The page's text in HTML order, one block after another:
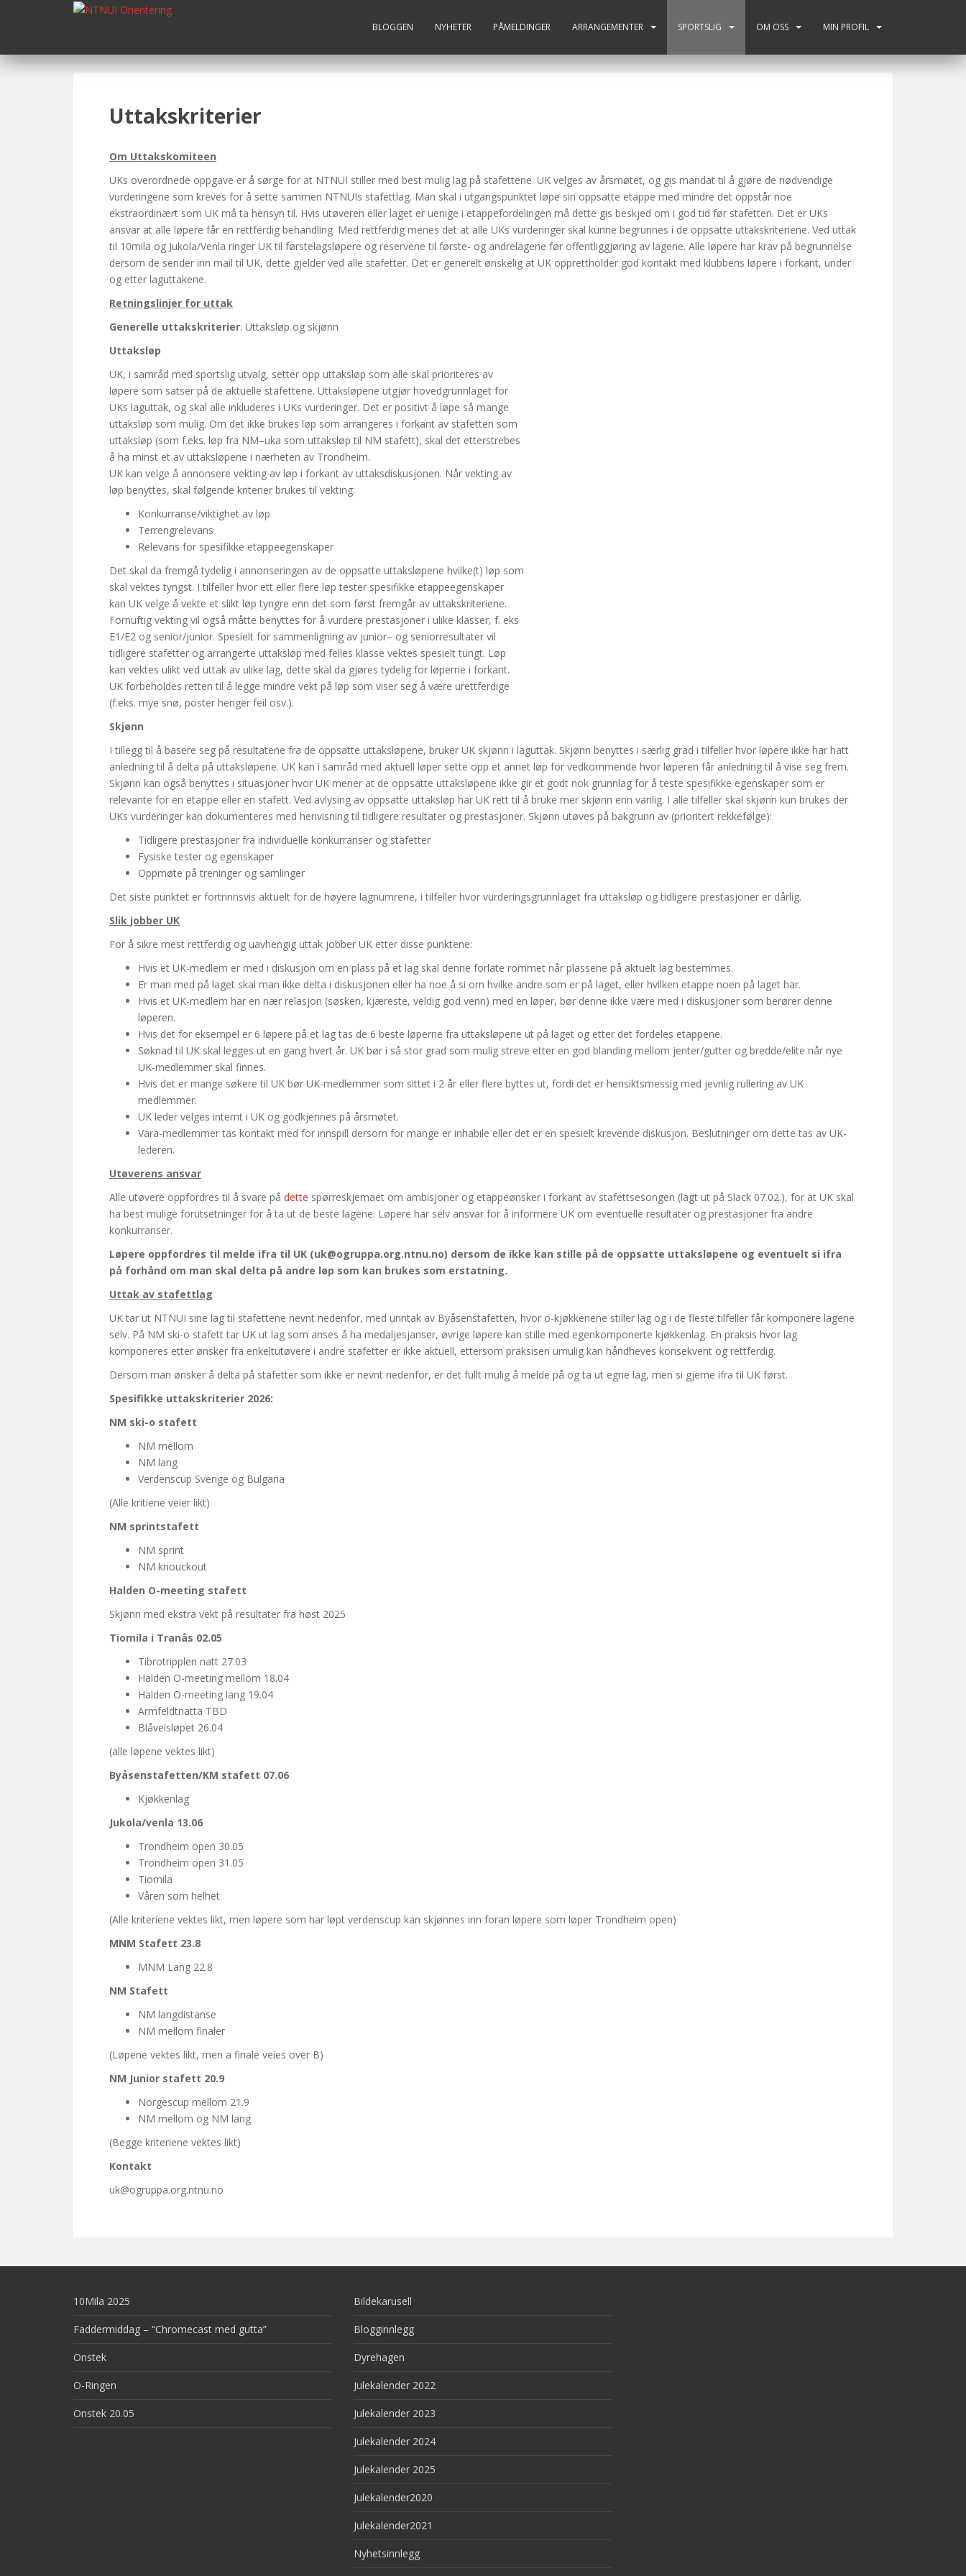
p
BLOGGEN NYHETER PÅMELDINGER ARRANGEMENTER SPORTSLIG OM OSS MIN PROFIL
Uttakskriterier
Om Uttakskomiteen
UKs overordnede oppgave er å sørge for at NTNUI stiller med best mulig lag på stafettene. UK velges av årsmøtet, og gis mandat til å gjøre de nødvendige
vurderingene som kreves for å sette sammen NTNUIs stafettlag. Man skal i utgangspunktet løpe sin oppsatte etappe med mindre det oppstår noe
ekstraordinært som UK må ta hensyn til. Hvis utøveren eller laget er uenige i etappefordelingen må dette gis beskjed om i god tid før stafetten. Det er UKs
ansvar at alle løpere får en rettferdig behandling. Med rettferdig menes det at alle UKs vurderinger skal kunne begrunnes i de oppsatte uttakskriteriene. Ved uttak
til 10mila og Jukola/Venla ringer UK til førstelagsløpere og reservene til første- og andrelagene før offentliggjøring av lagene. Alle løpere har krav på begrunnelse
dersom de sender inn mail til UK, dette gjelder ved alle stafetter. Det er generelt ønskelig at UK opprettholder god kontakt med klubbens løpere i forkant, under
og etter laguttakene.
Retningslinjer for uttak
Generelle uttakskriterier: Uttaksløp og skjønn
Uttaksløp
UK, i samråd med sportslig utvalg, setter opp uttaksløp som alle skal prioriteres av
løpere som satser på de aktuelle stafettene. Uttaksløpene utgjør hovedgrunnlaget for
UKs laguttak, og skal alle inkluderes i UKs vurderinger. Det er positivt å løpe så mange
uttaksløp som mulig. Om det ikke brukes løp som arrangeres i forkant av stafetten som
uttaksløp (som f.eks. løp fra NM–uka som uttaksløp til NM stafett), skal det etterstrebes
å ha minst et av uttaksløpene i nærheten av Trondheim.
UK kan velge å annonsere vekting av løp i forkant av uttaksdiskusjonen. Når vekting av
løp benyttes, skal følgende kriterier brukes til vekting:
Konkurranse/viktighet av løp
Terrengrelevans
Relevans for spesifikke etappeegenskaper
Det skal da fremgå tydelig i annonseringen av de oppsatte uttaksløpene hvilke(t) løp som
skal vektes tyngst. I tilfeller hvor ett eller flere løp tester spesifikke etappeegenskaper
kan UK velge å vekte et slikt løp tyngre enn det som først fremgår av uttakskriteriene.
Fornuftig vekting vil også måtte benyttes for å vurdere prestasjoner i ulike klasser, f. eks
E1/E2 og senior/junior. Spesielt for sammenligning av junior– og seniorresultater vil
tidligere stafetter og arrangerte uttaksløp med felles klasse vektes spesielt tungt. Løp
kan vektes ulikt ved uttak av ulike lag, dette skal da gjøres tydelig for løperne i forkant.
UK forbeholdes retten til å legge mindre vekt på løp som viser seg å være urettferdige
(f.eks. mye snø, poster henger feil osv.).
Skjønn
I tillegg til å basere seg på resultatene fra de oppsatte uttaksløpene, bruker UK skjønn i laguttak. Skjønn benyttes i særlig grad i tilfeller hvor løpere ikke har hatt
anledning til å delta på uttaksløpene. UK kan i samråd med aktuell løper sette opp et annet løp for vedkommende hvor løperen får anledning til å vise seg frem.
Skjønn kan også benyttes i situasjoner hvor UK mener at de oppsatte uttaksløpene ikke gir et godt nok grunnlag for å teste spesifikke egenskaper som er
relevante for en etappe eller en stafett. Ved avlysing av oppsatte uttaksløp har UK rett til å bruke mer skjønn enn vanlig. I alle tilfeller skal skjønn kun brukes der
UKs vurderinger kan dokumenteres med henvisning til tidligere resultater og prestasjoner. Skjønn utøves på bakgrunn av (prioritert rekkefølge):
Tidligere prestasjoner fra individuelle konkurranser og stafetter
Fysiske tester og egenskaper
Oppmøte på treninger og samlinger
Det siste punktet er fortrinnsvis aktuelt for de høyere lagnumrene, i tilfeller hvor vurderingsgrunnlaget fra uttaksløp og tidligere prestasjoner er dårlig.
Slik jobber UK
For å sikre mest rettferdig og uavhengig uttak jobber UK etter disse punktene:
Hvis et UK-medlem er med i diskusjon om en plass på et lag skal denne forlate rommet når plassene på aktuelt lag bestemmes.
Er man med på laget skal man ikke delta i diskusjonen eller ha noe å si om hvilke andre som er på laget, eller hvilken etappe noen på laget har.
Hvis et UK-medlem har en nær relasjon (søsken, kjæreste, veldig god venn) med en løper, bør denne ikke være med i diskusjoner som berører denne
løperen.
Hvis det for eksempel er 6 løpere på et lag tas de 6 beste løperne fra uttaksløpene ut på laget og etter det fordeles etappene.
Søknad til UK skal legges ut en gang hvert år. UK bør i så stor grad som mulig streve etter en god blanding mellom jenter/gutter og bredde/elite når nye
UK-medlemmer skal finnes.
Hvis det er mange søkere til UK bør UK-medlemmer som sittet i 2 år eller flere byttes ut, fordi det er hensiktsmessig med jevnlig rullering av UK
medlemmer.
UK leder velges internt i UK og godkjennes på årsmøtet.
Vara-medlemmer tas kontakt med for innspill dersom for mange er inhabile eller det er en spesielt krevende diskusjon. Beslutninger om dette tas av UK-
lederen.
Utøverens ansvar
Alle utøvere oppfordres til å svare på dette spørreskjemaet om ambisjoner og etappeønsker i forkant av stafettsesongen (lagt ut på Slack 07.02.), for at UK skal
ha best mulige forutsetninger for å ta ut de beste lagene. Løpere har selv ansvar for å informere UK om eventuelle resultater og prestasjoner fra andre
konkurranser.
Løpere oppfordres til melde ifra til UK (uk@ogruppa.org.ntnu.no) dersom de ikke kan stille på de oppsatte uttaksløpene og eventuelt si ifra
på forhånd om man skal delta på andre løp som kan brukes som erstatning.
Uttak av stafettlag
UK tar ut NTNUI sine lag til stafettene nevnt nedenfor, med unntak av Byåsenstafetten, hvor o-kjøkkenene stiller lag og i de fleste tilfeller får komponere lagene
selv. På NM ski-o stafett tar UK ut lag som anses å ha medaljesjanser, øvrige løpere kan stille med egenkomponerte kjøkkenlag. En praksis hvor lag
komponeres etter ønsker fra enkeltutøvere i andre stafetter er ikke aktuell, ettersom praksisen umulig kan håndheves konsekvent og rettferdig.
Dersom man ønsker å delta på stafetter som ikke er nevnt nedenfor, er det fullt mulig å melde på og ta ut egne lag, men si gjerne ifra til UK først.
Spesifikke uttakskriterier 2026:
NM ski-o stafett
NM mellom
NM lang
Verdenscup Sverige og Bulgaria
(Alle kritiene veier likt)
NM sprintstafett
NM sprint
NM knouckout
Halden O-meeting stafett
Skjønn med ekstra vekt på resultater fra høst 2025
Tiomila i Tranås 02.05
Tibrotripplen natt 27.03
Halden O-meeting mellom 18.04
Halden O-meeting lang 19.04
Armfeldtnatta TBD
Blåveisløpet 26.04
(alle løpene vektes likt)
Byåsenstafetten/KM stafett 07.06
Kjøkkenlag
Jukola/venla 13.06
Trondheim open 30.05
Trondheim open 31.05
Tiomila
Våren som helhet
(Alle kriteriene vektes likt, men løpere som har løpt verdenscup kan skjønnes inn foran løpere som løper Trondheim open)
MNM Stafett 23.8
MNM Lang 22.8
NM Stafett
NM langdistanse
NM mellom finaler
(Løpene vektes likt, men a finale veies over B)
NM Junior stafett 20.9
Norgescup mellom 21.9
NM mellom og NM lang
(Begge kriteriene vektes likt)
Kontakt
uk@ogruppa.org.ntnu.no
10Mila 2025
Faddermiddag – “Chromecast med gutta”
Onstek
O-Ringen
Onstek 20.05
Bildekarusell
Blogginnlegg
Dyrehagen
Julekalender 2022
Julekalender 2023
Julekalender 2024
Julekalender 2025
Julekalender2020
Julekalender2021
Nyhetsinnlegg